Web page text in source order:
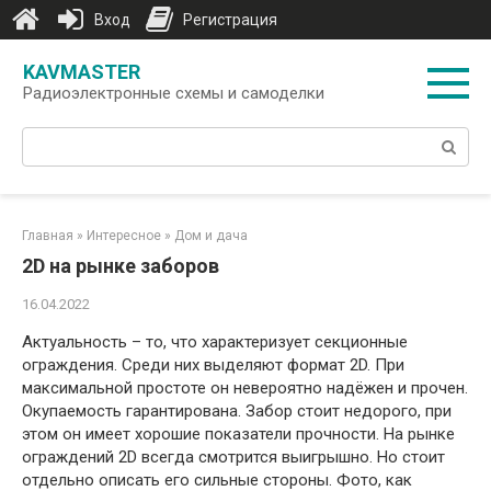
контенту
KAVMASTER
Радиоэлектронные схемы и самоделки
Поиск:
Главная » Интересное » Дом и дача
2D на рынке заборов
16.04.2022
Актуальность – то, что характеризует секционные
ограждения. Среди них выделяют формат 2D. При
максимальной простоте он невероятно надёжен и прочен.
Окупаемость гарантирована. Забор стоит недорого, при
этом он имеет хорошие показатели прочности. На рынке
ограждений 2D всегда смотрится выигрышно. Но стоит
отдельно описать его сильные стороны. Фото, как
Вход Регистрация